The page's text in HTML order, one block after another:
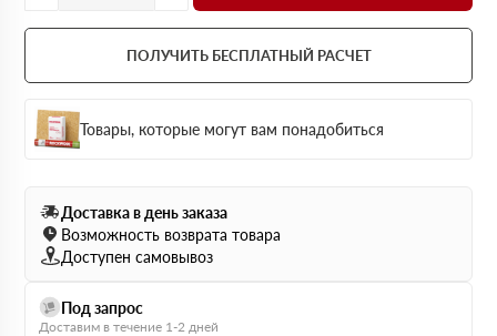
ПОЛУЧИТЬ БЕСПЛАТНЫЙ РАСЧЕТ
Товары, которые могут вам понадобиться
Доставка в день заказа
Возможность возврата товара
Доступен самовывоз
Под запрос
Доставим в течение 1-2 дней